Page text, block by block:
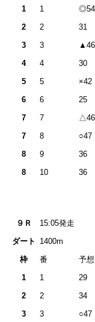
1
1 ◎54
2
2 31
3
3 ▲46
4
4 30
5
5 ×42
6
6 25
7
7 △46
7
8 ○47
8
9 36
8
10 36
９Ｒ
15:05発走
ダート
1400m
枠
番 予想
1
1 29
2
2 34
3
3 ○47